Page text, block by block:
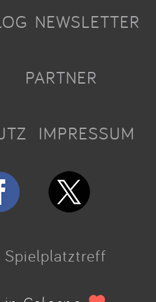
NEWSLETTER
PARTNER
IMPRESSUM